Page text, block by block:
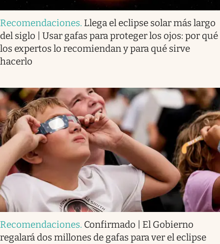
Recomendaciones. Llega el eclipse solar más largo
del siglo | Usar gafas para proteger los ojos: por qué
los expertos lo recomiendan y para qué sirve
hacerlo
Recomendaciones. Confirmado | El Gobierno
regalará dos millones de gafas para ver el eclipse